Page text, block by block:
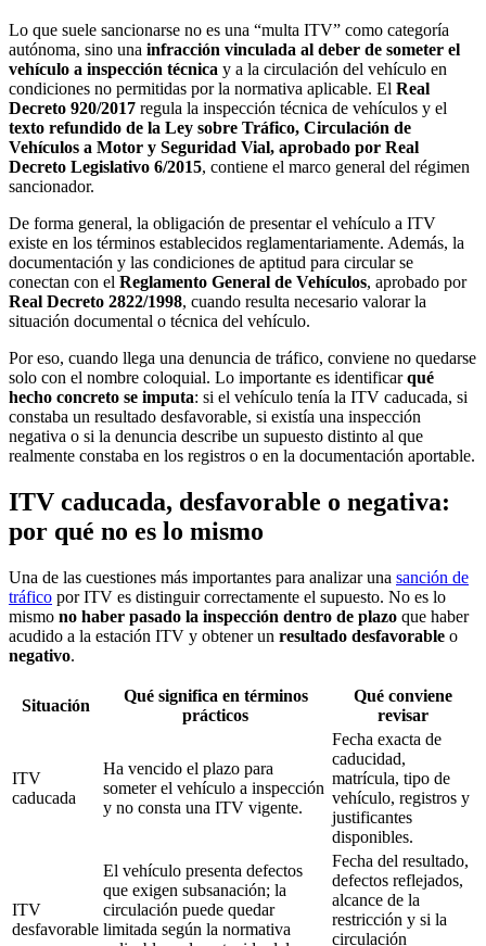
Lo que suele sancionarse no es una “multa ITV” como categoría
autónoma, sino una infracción vinculada al deber de someter el
vehículo a inspección técnica y a la circulación del vehículo en
condiciones no permitidas por la normativa aplicable. El Real
Decreto 920/2017 regula la inspección técnica de vehículos y el
texto refundido de la Ley sobre Tráfico, Circulación de
Vehículos a Motor y Seguridad Vial, aprobado por Real
Decreto Legislativo 6/2015, contiene el marco general del régimen
sancionador.
De forma general, la obligación de presentar el vehículo a ITV
existe en los términos establecidos reglamentariamente. Además, la
documentación y las condiciones de aptitud para circular se
conectan con el Reglamento General de Vehículos, aprobado por
Real Decreto 2822/1998, cuando resulta necesario valorar la
situación documental o técnica del vehículo.
Por eso, cuando llega una denuncia de tráfico, conviene no quedarse
solo con el nombre coloquial. Lo importante es identificarqué
hecho concreto se imputa: si el vehículo tenía la ITV caducada, si
constaba un resultado desfavorable, si existía una inspección
negativa o si la denuncia describe un supuesto distinto al que
realmente constaba en los registros o en la documentación aportable.
ITV caducada, desfavorable o negativa:
por qué no es lo mismo
Una de las cuestiones más importantes para analizar una sanción de
tráfico por ITV es distinguir correctamente el supuesto. No es lo
mismo no haber pasado la inspección dentro de plazo que haber
acudido a la estación ITV y obtener un resultado desfavorable o
negativo.
Situación
Qué significa en términos
prácticos
Qué conviene
revisar
ITV
caducada
Ha vencido el plazo para
someter el vehículo a inspección
y no consta una ITV vigente.
Fecha exacta de
caducidad,
matrícula, tipo de
vehículo, registros y
justificantes
disponibles.
ITV
desfavorable
El vehículo presenta defectos
que exigen subsanación; la
circulación puede quedar
limitada según la normativa
Fecha del resultado,
defectos reflejados,
alcance de la
restricción y si la
circulación